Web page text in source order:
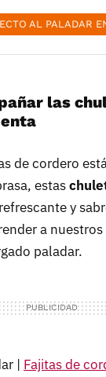
AL PALADAR
las
de cordero
estas
y
a
paladar.
| Fajitas de